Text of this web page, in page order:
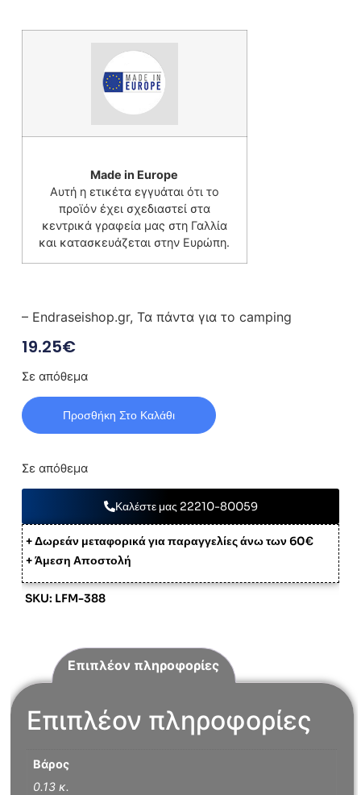
Made in Europe
Αυτή η ετικέτα εγγυάται ότι το
προϊόν έχει σχεδιαστεί στα
κεντρικά γραφεία μας στη Γαλλία
και κατασκευάζεται στην Ευρώπη.
– Endraseishop.gr, Τα πάντα για το camping
19.25€
Σε απόθεμα
Προσθήκη Στο Καλάθι
Σε απόθεμα
Καλέστε μας 22210-80059
+ Δωρεάν μεταφορικά για παραγγελίες άνω των 60€
+ Άμεση Αποστολή
SKU: LFM-388
Επιπλέον πληροφορίες
Επιπλέον πληροφορίες
Βάρος
0.13 κ.